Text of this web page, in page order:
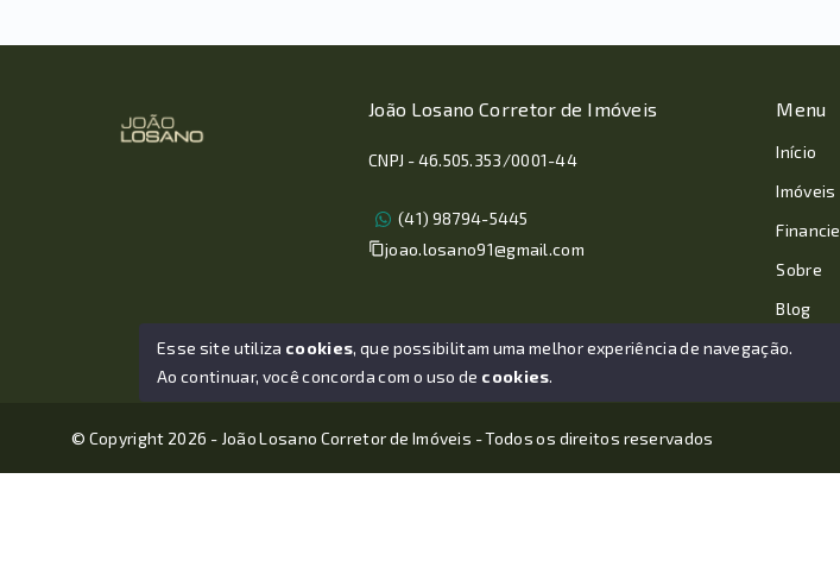
João Losano Corretor de Imóveis
CNPJ - 46.505.353/0001-44
(41) 98794-5445
joao.losano91@gmail.com
Menu
Início
Imóveis
Financie
Sobre
Blog
Contato
© Copyright 2026 - João Losano Corretor de Imóveis - Todos os direitos reservados
Esse site utiliza cookies, que possibilitam uma melhor experiência de navegação.
Ao continuar, você concorda com o uso de cookies.